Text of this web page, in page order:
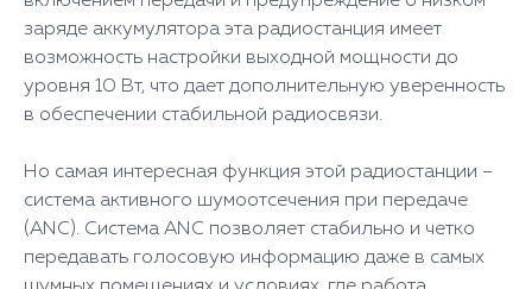
заряде аккумулятора эта радиостанция имеет
возможность настройки выходной мощности до
уровня 10 Вт, что дает дополнительную уверенность
в обеспечении стабильной радиосвязи.
Но самая интересная функция этой радиостанции –
система активного шумоотсечения при передаче
(ANC). Система ANC позволяет стабильно и четко
передавать голосовую информацию даже в самых